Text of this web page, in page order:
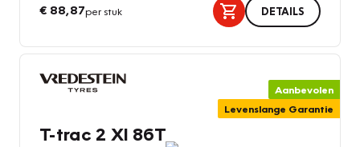
€ 88,87per stuk DETAILS
Aanbevolen
Levenslange Garantie
T-trac 2 Xl 86T